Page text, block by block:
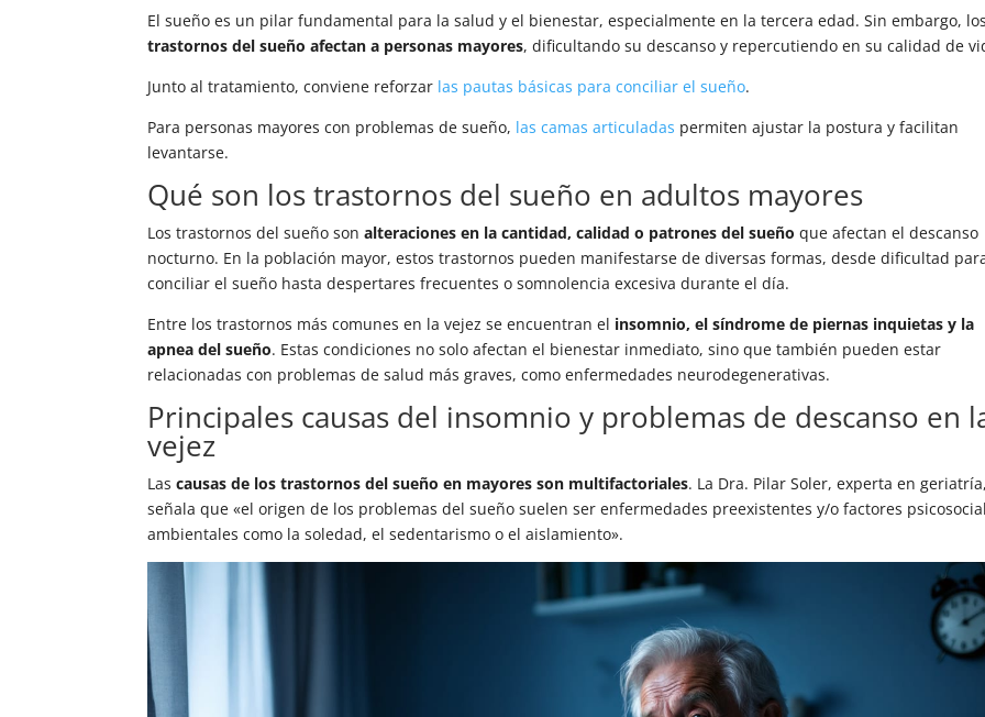
El sueño es un pilar fundamental para la salud y el bienestar, especialmente en la tercera edad. Sin embargo, los
trastornos del sueño afectan a personas mayores, dificultando su descanso y repercutiendo en su calidad de
Junto al tratamiento, conviene reforzar las pautas básicas para conciliar el sueño.
Para personas mayores con problemas de sueño, las camas articuladas permiten ajustar la postura y facilitan
levantarse.
Qué son los trastornos del sueño en adultos mayores
Los trastornos del sueño sonalteraciones en la cantidad, calidad o patrones del sueño que afectan el descanso
nocturno. En la población mayor, estos trastornos pueden manifestarse de diversas formas, desde dificultad
conciliar el sueño hasta despertares frecuentes o somnolencia excesiva durante el día.
Entre los trastornos más comunes en la vejez se encuentran el insomnio, el síndrome de piernas inquietas y la
apnea del sueño. Estas condiciones no solo afectan el bienestar inmediato, sino que también pueden estar
relacionadas con problemas de salud más graves, como enfermedades neurodegenerativas.
Principales causas del insomnio y problemas de descanso en
vejez
Lascausas de los trastornos del sueño en mayores son multifactoriales. La Dra. Pilar Soler, experta en geriatría,
señala que «el origen de los problemas del sueño suelen ser enfermedades preexistentes y/o factores
ambientales como la soledad, el sedentarismo o el aislamiento».